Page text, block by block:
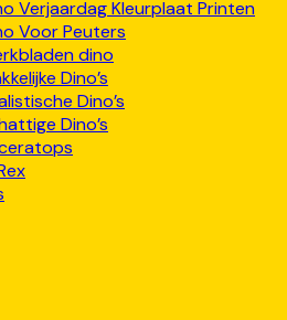
Verjaardag Kleurplaat Printen
Voor Peuters
dino
Dino’s
Dino’s
Dino’s